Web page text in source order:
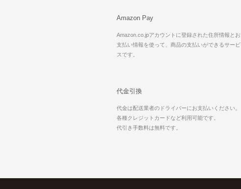
Amazon Pay
Amazon.co.jpアカウントに登録された住所情報とお
支払い情報を使って、商品の支払いができるサービ
スです。
代金引換
代金は配送業者のドライバーにお支払いください。
各種クレジットカードなど利用可能です。
代引き手数料は無料です。